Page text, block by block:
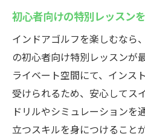
初心者向けの特別レッスン
インドアゴルフを楽しむなら
の初心者向け特別レッスンが
ライベート空間にて、インス
受けられるため、安心してス
ドリルやシミュレーションを
立つスキルを身につけること